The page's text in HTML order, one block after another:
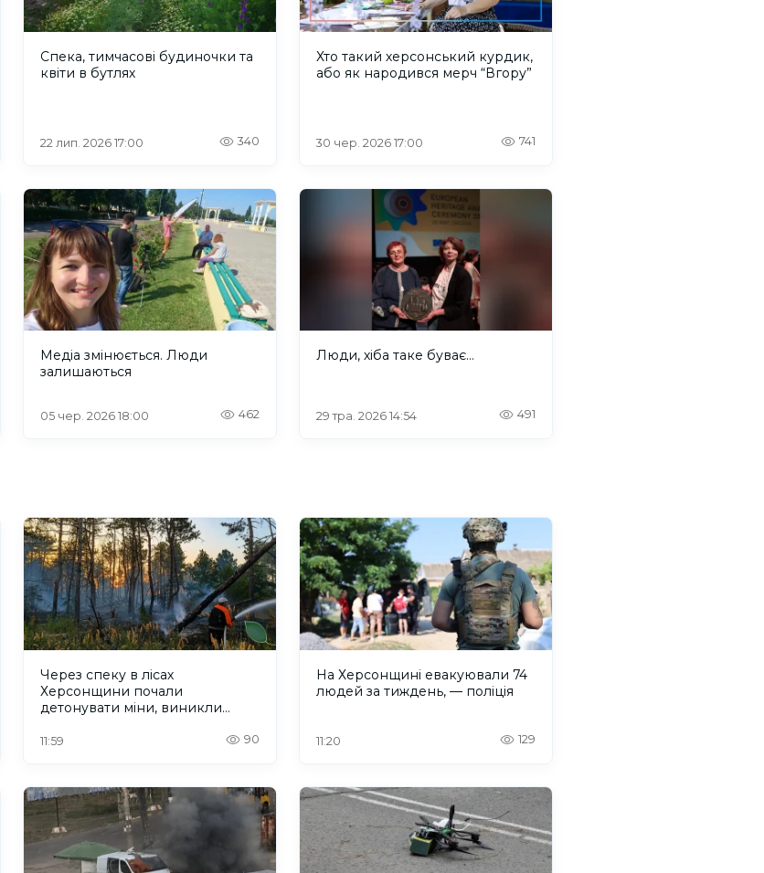
Спека, тимчасові будиночки та
квіти в бутлях
22 лип. 2026 17:00 340
Хто такий херсонський курдик,
або як народився мерч “Вгору”
30 чер. 2026 17:00 741
Медіа змінюється. Люди
залишаються
05 чер. 2026 18:00 462
Люди, хіба таке буває...
29 тра. 2026 14:54 491
Через спеку в лісах
Херсонщини почали
детонувати міни, виникли
11:59 90
На Херсонщині евакуювали 74
людей за тиждень, — поліція
11:20 129